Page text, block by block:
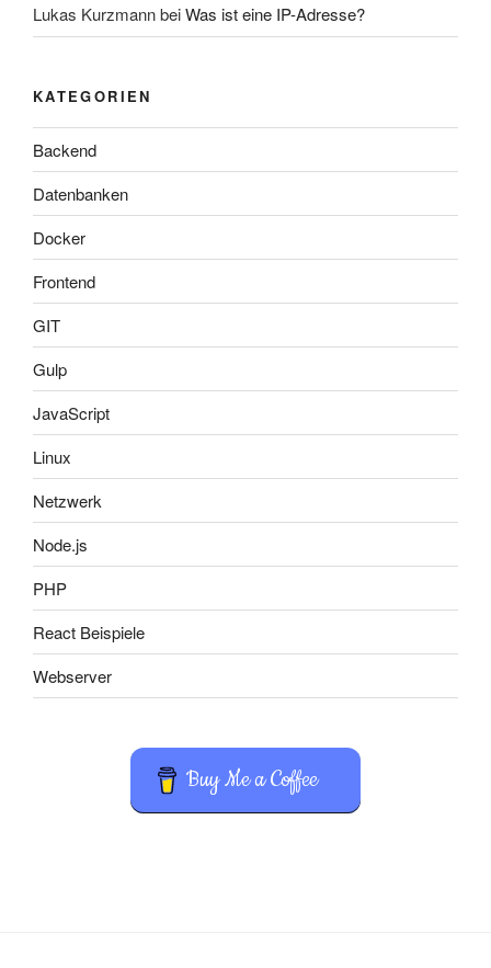
Lukas KurzmannbeiWas ist eine IP-Adresse?
KATEGORIEN
Backend
Datenbanken
Docker
Frontend
GIT
Gulp
JavaScript
Linux
Netzwerk
Node.js
PHP
React Beispiele
Webserver
Buy Me a Coffee